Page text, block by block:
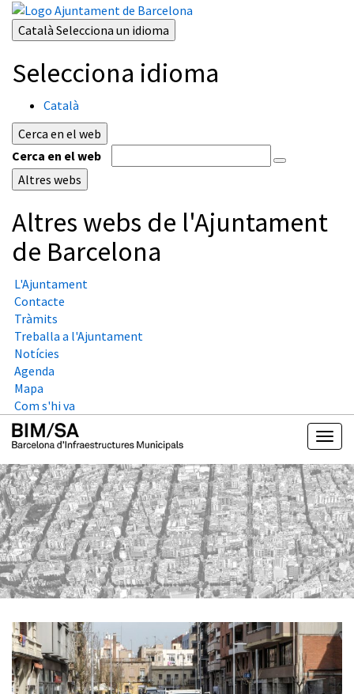
Català Selecciona un idioma
Selecciona idioma
Català
Cerca en el web
Cerca en el web
Altres webs
Altres webs de l'Ajuntament
de Barcelona
L'Ajuntament
Contacte
Tràmits
Treballa a l'Ajuntament
Notícies
Agenda
Mapa
Com s'hi va